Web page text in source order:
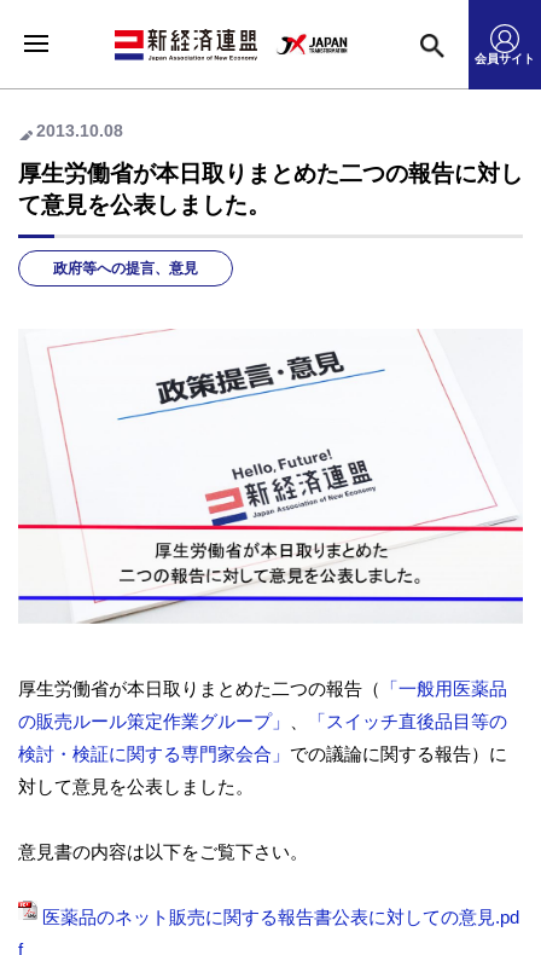
会員サイト
2013.10.08
厚生労働省が本日取りまとめた二つの報告に対し
て意見を公表しました。
政府等への提言、意見
厚生労働省が本日取りまとめた二つの報告（
「一般用医薬品
の販売ルール策定作業グループ」
「スイッチ直後品目等の
検討・検証に関する専門家会合」 での議論に関する報告）に
対して意見を公表しました。
意見書の内容は以下をご覧下さい。
医薬品のネット販売に関する報告書公表に対しての意見.pd
f